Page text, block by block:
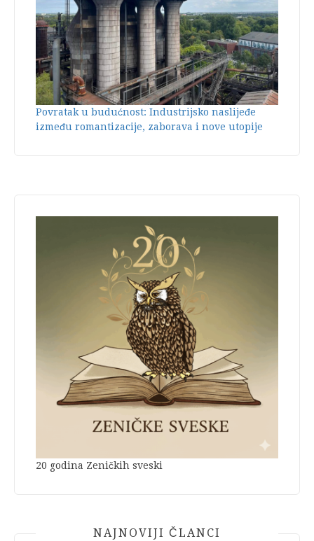
Povratak u budućnost: Industrijsko naslijeđe
između romantizacije, zaborava i nove utopije
20 godina Zeničkih sveski
NAJNOVIJI ČLANCI